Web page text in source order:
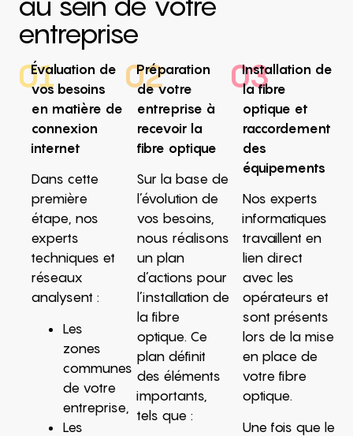
entreprise
01
Évaluation de
vos besoins
en matière de
connexion
internet
Dans cette
première
étape, nos
experts
techniques et
réseaux
analysent :
Les
zones
communes
de votre
entreprise,
Les
02
Préparation
de votre
entreprise à
recevoir la
fibre optique
Sur la base de
l’évolution de
vos besoins,
nous réalisons
un plan
d’actions pour
l’installation de
la fibre
optique. Ce
plan définit
des éléments
importants,
tels que :
03
Installation de
la fibre
optique et
raccordement
des
équipements
Nos experts
informatiques
travaillent en
lien direct
avec les
opérateurs et
sont présents
lors de la mise
en place de
votre fibre
optique.
Une fois que le